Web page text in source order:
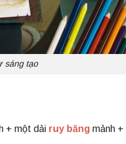
sáng tạo
+ một dải ruy băng mảnh